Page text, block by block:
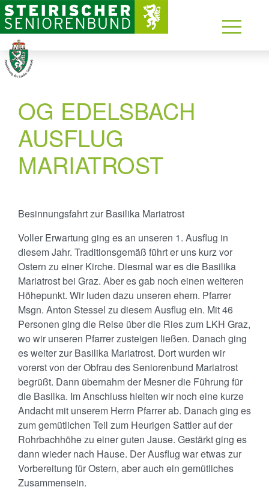
OG EDELSBACH
AUSFLUG
MARIATROST
Besinnungsfahrt zur Basilika Mariatrost
Voller Erwartung ging es an unseren 1. Ausflug in
diesem Jahr. Traditionsgemäß führt er uns kurz vor
Ostern zu einer Kirche. Diesmal war es die Basilika
Mariatrost bei Graz. Aber es gab noch einen weiteren
Höhepunkt. Wir luden dazu unseren ehem. Pfarrer
Msgn. Anton Stessel zu diesem Ausflug ein. Mit 46
Personen ging die Reise über die Ries zum LKH Graz,
wo wir unseren Pfarrer zusteigen ließen. Danach ging
es weiter zur Basilika Mariatrost. Dort wurden wir
vorerst von der Obfrau des Seniorenbund Mariatrost
begrüßt. Dann übernahm der Mesner die Führung für
die Basilka. Im Anschluss hielten wir noch eine kurze
Andacht mit unserem Herrn Pfarrer ab. Danach ging es
zum gemütlichen Teil zum Heurigen Sattler auf der
Rohrbachhöhe zu einer guten Jause. Gestärkt ging es
dann wieder nach Hause. Der Ausflug war etwas zur
Vorbereitung für Ostern, aber auch ein gemütliches
Zusammensein.